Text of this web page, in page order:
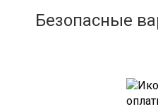
Безопасные